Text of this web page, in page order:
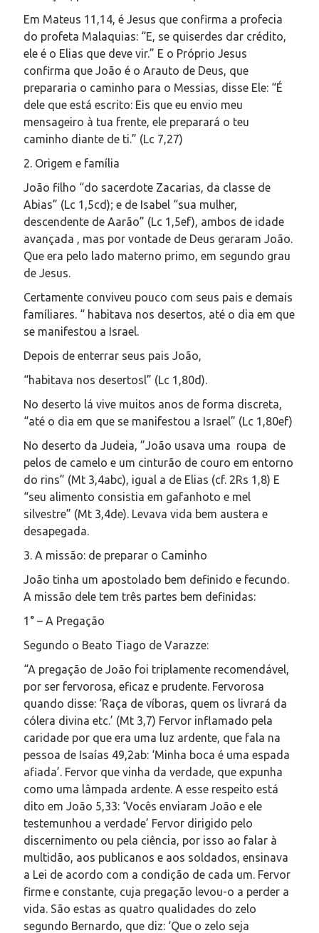
Em Mateus 11,14, é Jesus que confirma a profecia
do profeta Malaquias: “E, se quiserdes dar crédito,
ele é o Elias que deve vir.” E o Próprio Jesus
confirma que João é o Arauto de Deus, que
prepararia o caminho para o Messias, disse Ele: “É
dele que está escrito: Eis que eu envio meu
mensageiro à tua frente, ele preparará o teu
caminho diante de ti.” (Lc 7,27)
2. Origem e família
João filho “do sacerdote Zacarias, da classe de
Abias” (Lc 1,5cd); e de Isabel “sua mulher,
descendente de Aarão” (Lc 1,5ef), ambos de idade
avançada , mas por vontade de Deus geraram João.
Que era pelo lado materno primo, em segundo grau
de Jesus.
Certamente conviveu pouco com seus pais e demais
famíliares. “ habitava nos desertos, até o dia em que
se manifestou a Israel.
Depois de enterrar seus pais João,
“habitava nos desertosl” (Lc 1,80d).
No deserto lá vive muitos anos de forma discreta,
“até o dia em que se manifestou a Israel” (Lc 1,80ef)
No deserto da Judeia, ”João usava uma roupa de
pelos de camelo e um cinturão de couro em entorno
do rins” (Mt 3,4abc), igual a de Elias (cf. 2Rs 1,8) E
“seu alimento consistia em gafanhoto e mel
silvestre” (Mt 3,4de). Levava vida bem austera e
desapegada.
3. A missão: de preparar o Caminho
João tinha um apostolado bem definido e fecundo.
A missão dele tem três partes bem definidas:
1° – A Pregação
Segundo o Beato Tiago de Varazze:
“A pregação de João foi triplamente recomendável,
por ser fervorosa, eficaz e prudente. Fervorosa
quando disse: ‘Raça de víboras, quem os livrará da
cólera divina etc.’ (Mt 3,7) Fervor inflamado pela
caridade por­ que era uma luz ardente, que fala na
pessoa de Isaías 49,2ab: ‘Minha boca é uma espada
afiada’. Fervor que vinha da verdade, que expunha
como uma lâmpada ardente. A esse respeito está
dito em João 5,33: ‘Vocês enviaram João e ele
testemunhou a verdade’ Fervor dirigido pelo
discernimento ou pela ciência, por isso ao falar à
multidão, aos publicanos e aos soldados, ensinava
a Lei de acordo com a condição de cada um. Fervor
firme e constante, cuja pregação levou-o a perder a
vida. São estas as quatro qualidades do zelo
segundo Bernardo, que diz: ‘Que o zelo seja